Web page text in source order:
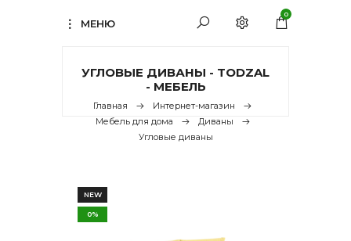
МЕНЮ
0
УГЛОВЫЕ ДИВАНЫ - TODZAL
- МЕБЕЛЬ
Главная
Интернет-магазин
Мебель для дома
Диваны
Угловые диваны
NEW
0%